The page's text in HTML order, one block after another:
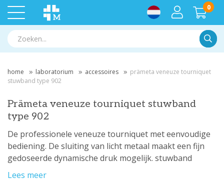
0
home laboratorium accessoires
prämeta veneuze tourniquet
stuwband type 902
Prämeta veneuze tourniquet stuwband
type 902
De professionele veneuze tourniquet met eenvoudige
bediening. De sluiting van licht metaal maakt een fijn
gedoseerde dynamische druk mogelijk. stuwband
Lees meer